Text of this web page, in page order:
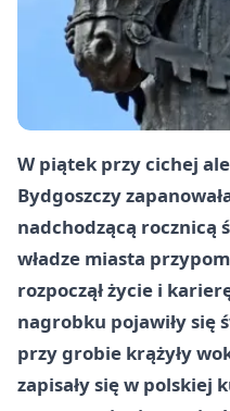
W piątek przy cichej
Bydgoszczy
nadchodzącą rocznicą
władze miasta
rozpoczął życie i
nagrobku pojawiły się
przy grobie krążyły
zapisały się w polskiej